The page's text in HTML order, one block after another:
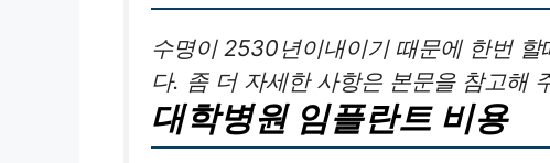
수명이 2530년이내이기 때문에 한번
다. 좀 더 자세한 사항은 본문을 참고해
대학병원 임플란트 비용